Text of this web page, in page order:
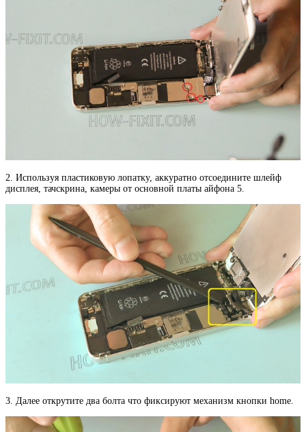
2. Используя пластиковую лопатку, аккуратно отсоедините шлейф
дисплея, тачскрина, камеры от основной платы айфона 5.
3. Далее открутите два болта что фиксируют механизм кнопки home.